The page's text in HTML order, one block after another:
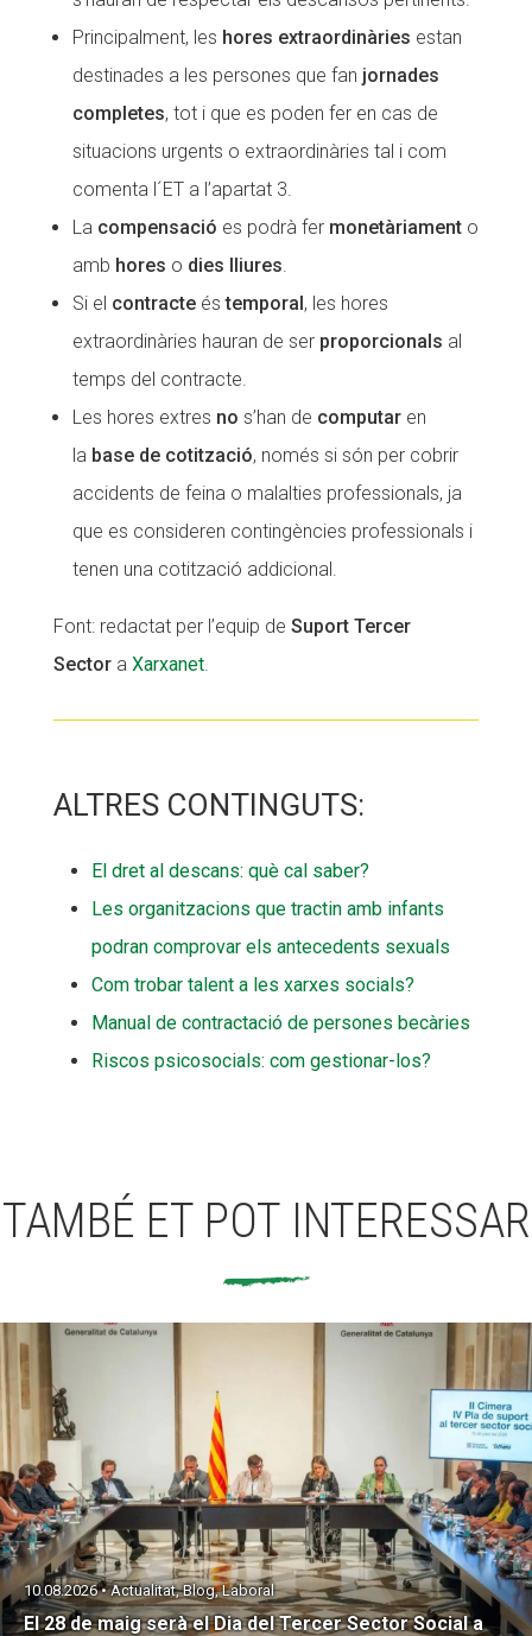
Principalment, les hores extraordinàries estan
destinades a les persones que fan jornades
completes, tot i que es poden fer en cas de
situacions urgents o extraordinàries tal i com
comenta l´ET a l’apartat 3.
La compensació es podrà fer monetàriamento
amb hores o dies lliures.
Si el contracteéstemporal, les hores
extraordinàries hauran de ser proporcionals al
temps del contracte.
Les hores extres no s’han de computaren
la base de cotització, només si són per cobrir
accidents de feina o malalties professionals, ja
que es consideren contingències professionals i
tenen una cotització addicional.
Font: redactat per l’equip de Suport Tercer
Sectora Xarxanet.
ALTRES CONTINGUTS:
El dret al descans: què cal saber?
Les organitzacions que tractin amb infants
podran comprovar els antecedents sexuals
Com trobar talent a les xarxes socials?
Manual de contractació de persones becàries
Riscos psicosocials: com gestionar-los?
TAMBÉ ET POT INTERESSAR
El 28 de maig serà el Dia del Tercer Sector Social a
10.08.2026 • Actualitat, Blog, Laboral